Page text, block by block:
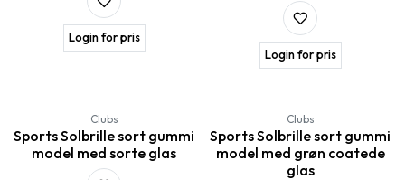
Login for pris
Login for pris
Clubs
Sports Solbrille sort gummi
model med sorte glas
Clubs
Sports Solbrille sort gummi
model med grøn coatede
glas